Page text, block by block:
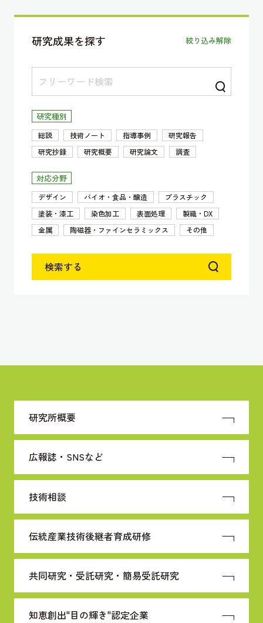
研究成果を探す 絞り込み解除
研究種別
総説 技術ノート 指導事例
研究報告
研究抄録
研究概要 研究論文 調査
対応分野
デザイン バイオ・食品・醸造
プラスチック
塗装・漆工
染色加工 表面処理
製織・DX
金属
陶磁器・ファインセラミックス その他
検索する
研究所概要
広報誌・SNSなど
技術相談
伝統産業技術後継者育成研修
共同研究・受託研究・ 簡易受託研究
知恵創出"目の輝き"認定企業